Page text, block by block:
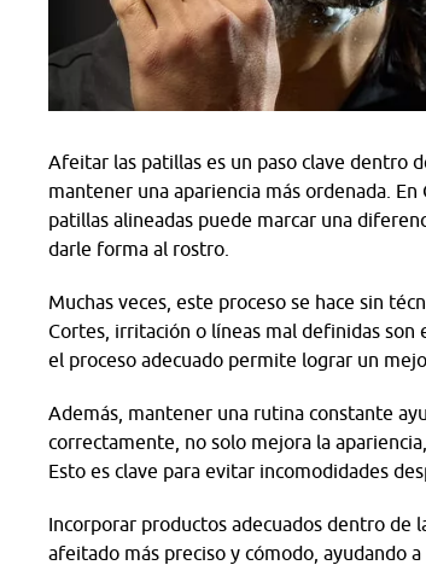
Afeitar las patillas es un paso clave dentro
mantener una apariencia más ordenada.
patillas alineadas puede marcar una
darle forma al rostro.
Muchas veces, este proceso se hace sin
Cortes, irritación o líneas mal definidas son
el proceso adecuado permite lograr un
Además, mantener una rutina constante
correctamente, no solo mejora la
Esto es clave para evitar incomodidades
Incorporar productos adecuados dentro de
afeitado más preciso y cómodo, ayudando